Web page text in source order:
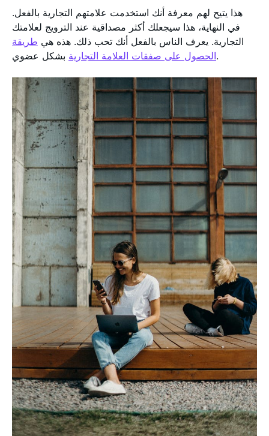
هذا يتيح لهم معرفة أنك استخدمت علامتهم التجارية بالفعل.
في النهاية، هذا سيجعلك أكثر مصداقية عند الترويج لعلامتك
التجارية. يعرف الناس بالفعل أنك تحب ذلك. هذه هي طريقة
الحصول على صفقات العلامة التجاريةبشكل عضوي.